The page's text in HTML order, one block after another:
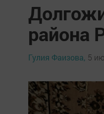
района
Гулия Фаизова, 5